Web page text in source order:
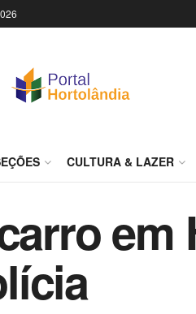
CULTURA & LAZER
em